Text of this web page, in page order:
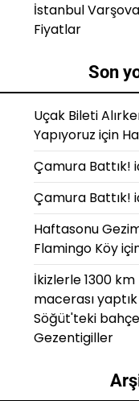
İstanbul
Fiyatlar
Son
Uçak Bileti
Yapıyoruz için
Çamura Battık!
Çamura Battık!
Haftasonu
Flamingo Köy
İkizlerle 1300
macerası yaptık
Söğüt'teki
Gezentigiller